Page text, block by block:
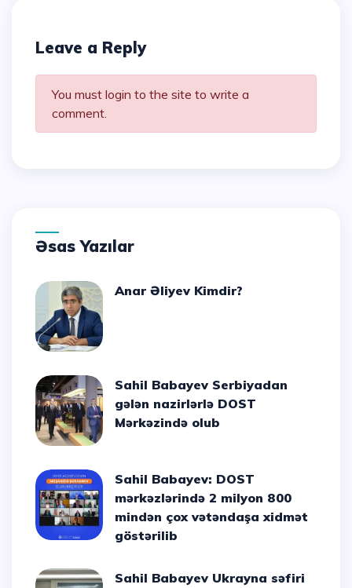
Leave a Reply
You must login to the site to write a
comment.
Əsas Yazılar
Anar Əliyev Kimdir?
Sahil Babayev Serbiyadan
gələn nazirlərlə DOST
Mərkəzində olub
Sahil Babayev: DOST
mərkəzlərində 2 milyon 800
mindən çox vətəndaşa xidmət
göstərilib
Sahil Babayev Ukrayna səfiri